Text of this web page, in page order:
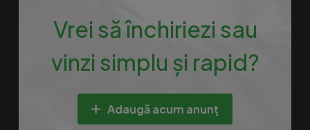
Vrei să închiriezi sau
vinzi simplu și rapid?
Adaugă acum anunț